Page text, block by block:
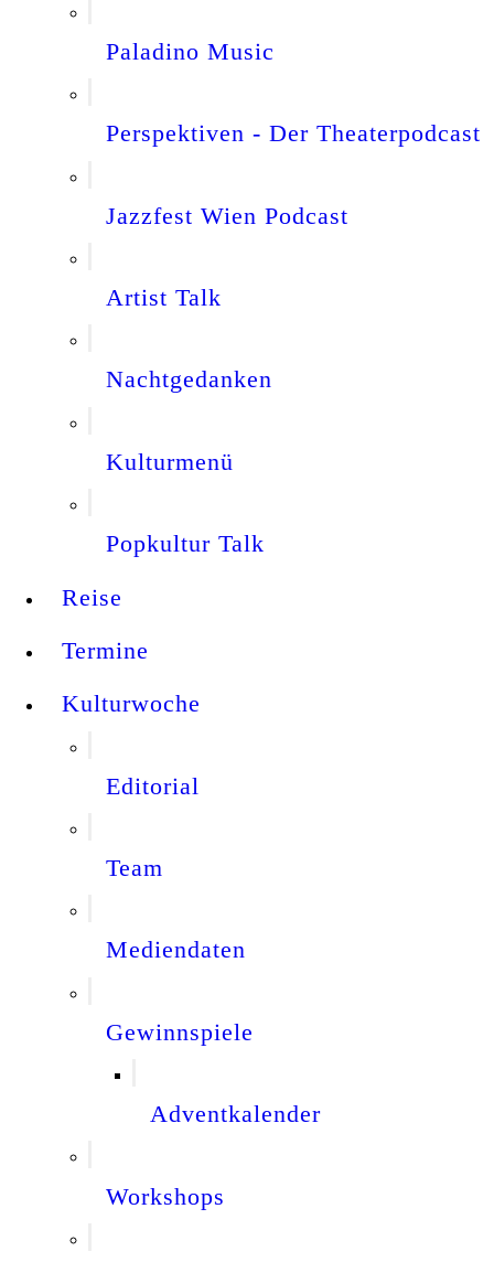
Paladino Music
Perspektiven - Der Theaterpodcast
Jazzfest Wien Podcast
Artist Talk
Nachtgedanken
Kulturmenü
Popkultur Talk
Reise
Termine
Kulturwoche
Editorial
Team
Mediendaten
Gewinnspiele
Adventkalender
Workshops